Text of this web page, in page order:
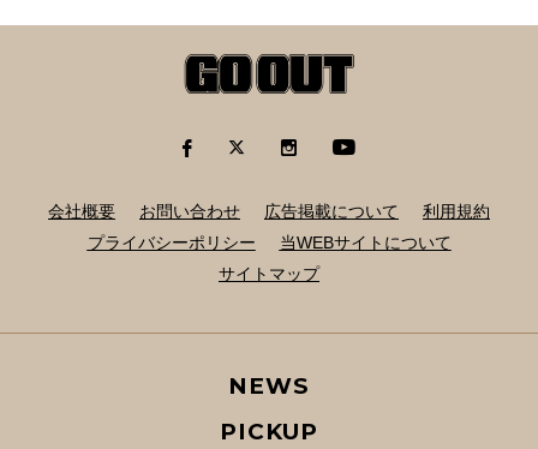
会社概要 お問い合わせ 広告掲載について
利用規約
プライバシーポリシー
当WEBサイトについて
サイトマップ
NEWS
PICKUP